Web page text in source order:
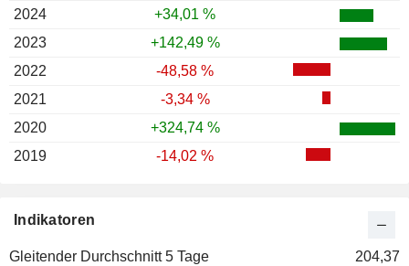
Indikatoren
Gleitender Durchschnitt 5 Tage
204,37
2024
+34,01 %
2023
+142,49 %
2022
-48,58 %
2021
-3,34 %
2020
+324,74 %
2019
-14,02 %